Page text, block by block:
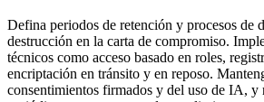
Defina periodos de retención y procesos de
destrucción en la carta de compromiso.
técnicos como acceso basado en roles,
encriptación en tránsito y en reposo.
consentimientos firmados y del uso de IA, y